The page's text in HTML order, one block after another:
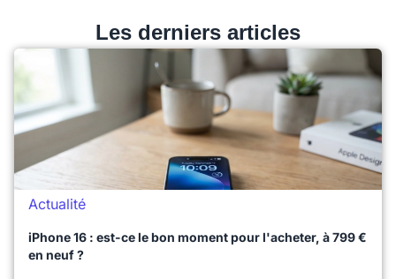
Les derniers articles
Actualité
iPhone 16 : est-ce le bon moment pour l'acheter, à 799 €
en neuf ?